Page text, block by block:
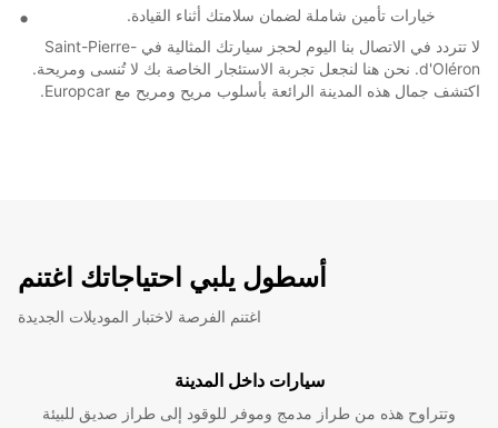
خيارات تأمين شاملة لضمان سلامتك أثناء القيادة.
لا تتردد في الاتصال بنا اليوم لحجز سيارتك المثالية في Saint-Pierre-
d'Oléron. نحن هنا لنجعل تجربة الاستئجار الخاصة بك لا تُنسى ومريحة.
اكتشف جمال هذه المدينة الرائعة بأسلوب مريح ومريح مع Europcar.
أسطول يلبي احتياجاتك اغتنم
اغتنم الفرصة لاختبار الموديلات الجديدة
سيارات داخل المدينة
وتتراوح هذه من طراز مدمج وموفر للوقود إلى طراز صديق للبيئة